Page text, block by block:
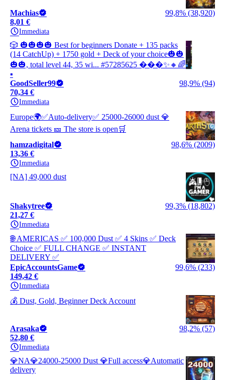
Machias
99,8% (38,920)
8,01 €
Immediata
🎲 🎃🎃🎃🎃 Best for beginners Donate + 135 packs
(14 CatchUp) + 1750 gold + Deck of your choice🎃🎃
🎃🎃, total level 44, 35 wi... #57285625 ���️✨🔸🌈
▪️
GoodSeller99
98,9% (94)
70,34 €
Immediata
Europe🌍✅Auto-delivery✅ 25000-26000 dust 💎
Arena tickets 🎫 The store is open🛒
hamzadigital
98,6% (2009)
13,36 €
Immediata
[NA] 49,000 dust
Shakytree
99,3% (18,802)
21,27 €
Immediata
🌐 AMERICAS ✅ 100,000 Dust ✅ 4 Skins ✅ Deck
Choice ✅ FULL CHANGE ✅ INSTANT
DELIVERY ✅
EpicAccountsGame
99,6% (233)
149,42 €
Immediata
💰 Dust, Gold, Beginner Deck Account
Arasaka
98,2% (57)
52,80 €
Immediata
💎NA💎24000-25000 Dust 💎Full access💎Automatic
delivery